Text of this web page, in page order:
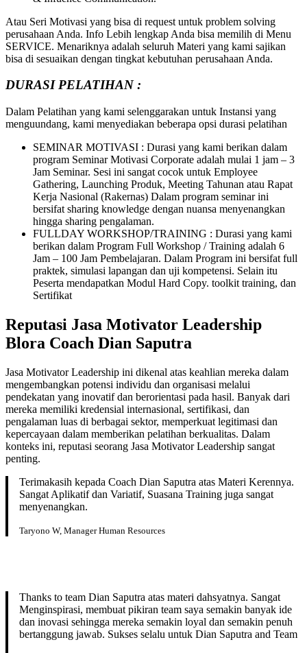
Atau Seri Motivasi yang bisa di request untuk problem solving
perusahaan Anda. Info Lebih lengkap Anda bisa memilih di Menu
SERVICE. Menariknya adalah seluruh Materi yang kami sajikan
bisa di sesuaikan dengan tingkat kebutuhan perusahaan Anda.
DURASI PELATIHAN :
Dalam Pelatihan yang kami selenggarakan untuk Instansi yang
menguundang, kami menyediakan beberapa opsi durasi pelatihan
SEMINAR MOTIVASI : Durasi yang kami berikan dalam
program Seminar Motivasi Corporate adalah mulai 1 jam – 3
Jam Seminar. Sesi ini sangat cocok untuk Employee
Gathering, Launching Produk, Meeting Tahunan atau Rapat
Kerja Nasional (Rakernas) Dalam program seminar ini
bersifat sharing knowledge dengan nuansa menyenangkan
hingga sharing pengalaman.
FULLDAY WORKSHOP/TRAINING : Durasi yang kami
berikan dalam Program Full Workshop / Training adalah 6
Jam – 100 Jam Pembelajaran. Dalam Program ini bersifat full
praktek, simulasi lapangan dan uji kompetensi. Selain itu
Peserta mendapatkan Modul Hard Copy. toolkit training, dan
Sertifikat
Reputasi Jasa Motivator Leadership
Blora Coach Dian Saputra
Jasa Motivator Leadership ini dikenal atas keahlian mereka dalam
mengembangkan potensi individu dan organisasi melalui
pendekatan yang inovatif dan berorientasi pada hasil. Banyak dari
mereka memiliki kredensial internasional, sertifikasi, dan
pengalaman luas di berbagai sektor, memperkuat legitimasi dan
kepercayaan dalam memberikan pelatihan berkualitas. Dalam
konteks ini, reputasi seorang Jasa Motivator Leadership sangat
penting.
Terimakasih kepada Coach Dian Saputra atas Materi Kerennya.
Sangat Aplikatif dan Variatif, Suasana Training juga sangat
menyenangkan.
Taryono W, Manager Human Resources
Thanks to team Dian Saputra atas materi dahsyatnya. Sangat
Menginspirasi, membuat pikiran team saya semakin banyak ide
dan inovasi sehingga mereka semakin loyal dan semakin penuh
bertanggung jawab. Sukses selalu untuk Dian Saputra and Team